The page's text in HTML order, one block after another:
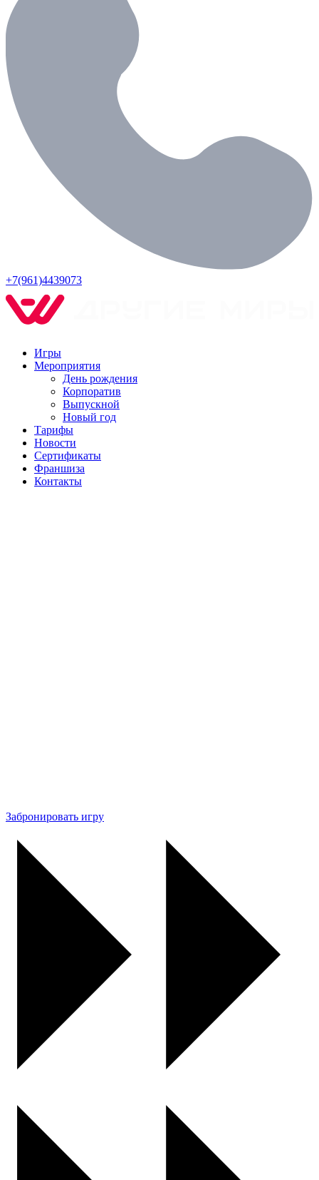
+7(961)4439073
Игры
Мероприятия
День рождения
Корпоратив
Выпускной
Новый год
Тарифы
Новости
Сертификаты
Франшиза
Контакты
Забронировать игру